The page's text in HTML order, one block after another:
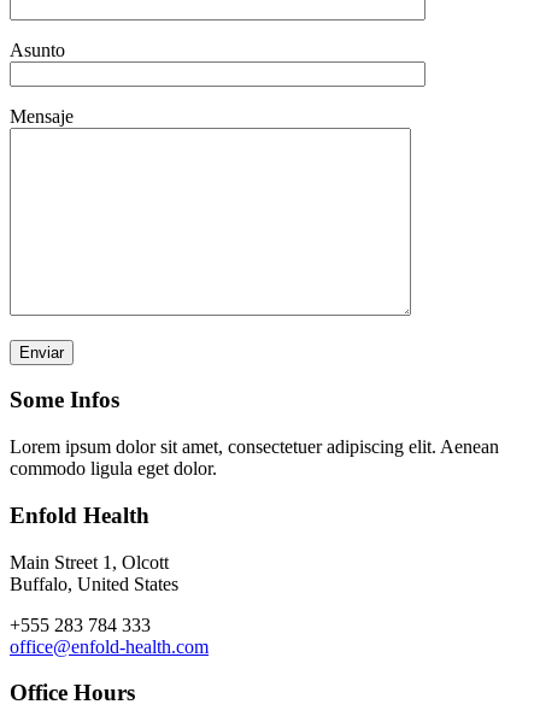
Asunto
Mensaje
Por favor, deja este campo vacío.
Some Infos
Lorem ipsum dolor sit amet, consectetuer adipiscing elit. Aenean
commodo ligula eget dolor.
Enfold Health
Main Street 1, Olcott
Buffalo, United States
+555 283 784 333
office@enfold-health.com
Office Hours